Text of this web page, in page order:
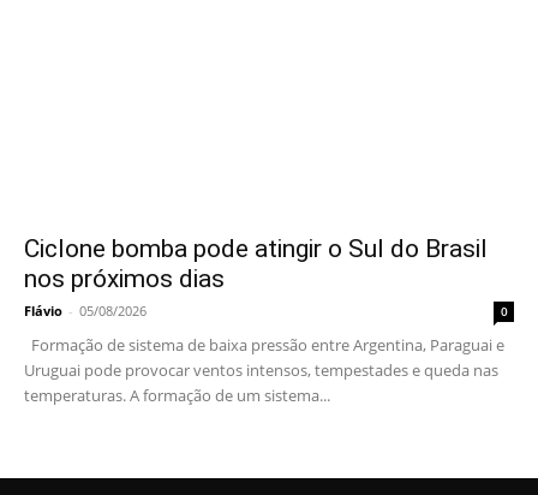
Ciclone bomba pode atingir o Sul do Brasil
nos próximos dias
Flávio - 05/08/2026 0
Formação de sistema de baixa pressão entre Argentina, Paraguai e
Uruguai pode provocar ventos intensos, tempestades e queda nas
temperaturas. A formação de um sistema...